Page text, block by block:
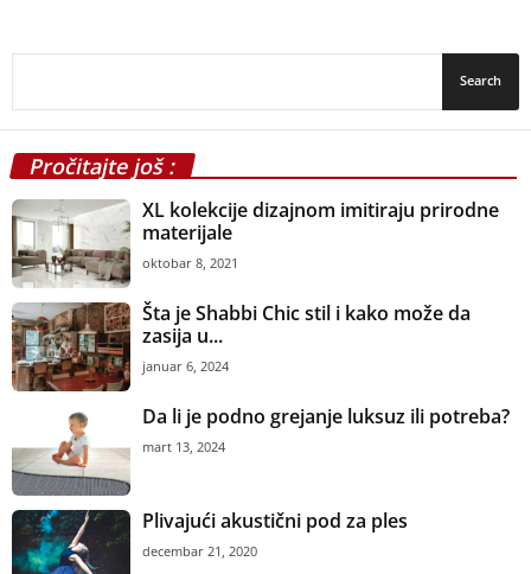
Pročitajte još :
XL kolekcije dizajnom imitiraju prirodne
materijale
oktobar 8, 2021
Šta je Shabbi Chic stil i kako može da
zasija u...
januar 6, 2024
Da li je podno grejanje luksuz ili potreba?
mart 13, 2024
Plivajući akustični pod za ples
decembar 21, 2020